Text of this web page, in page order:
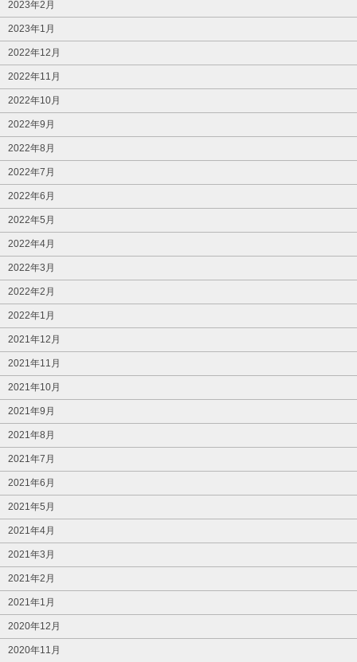
2023年2月
2023年1月
2022年12月
2022年11月
2022年10月
2022年9月
2022年8月
2022年7月
2022年6月
2022年5月
2022年4月
2022年3月
2022年2月
2022年1月
2021年12月
2021年11月
2021年10月
2021年9月
2021年8月
2021年7月
2021年6月
2021年5月
2021年4月
2021年3月
2021年2月
2021年1月
2020年12月
2020年11月